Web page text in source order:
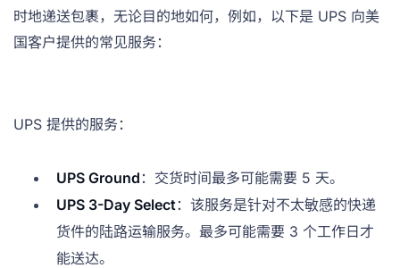
时地递送包裹，无论目的地如何，例如，以下是 UPS 向美
国客户提供的常见服务：
UPS 提供的服务：
UPS Ground ：交货时间最多可能需要 5 天。
UPS 3-Day Select ：该服务是针对不太敏感的快递
货件的陆路运输服务。最多可能需要 3 个工作日才
能送达。